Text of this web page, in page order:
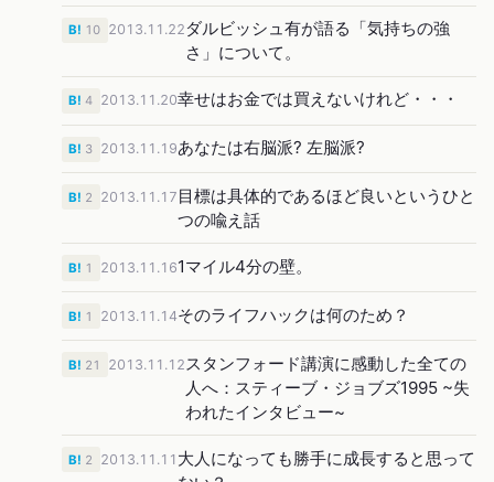
2013.11.22 ダルビッシュ有が語る「気持ちの強
さ」について。
B! 10
2013.11.20幸せはお金では買えないけれど・・・
B! 4
2013.11.19あなたは右脳派? 左脳派?
B! 3
2013.11.17 目標は具体的であるほど良いというひと
つの喩え話
B! 2
2013.11.161マイル4分の壁。
B! 1
2013.11.14そのライフハックは何のため？
B! 1
2013.11.12 スタンフォード講演に感動した全ての
人へ：スティーブ・ジョブズ1995 ~失
われたインタビュー~
B! 21
2013.11.11 大人になっても勝手に成長すると思って
B! 2